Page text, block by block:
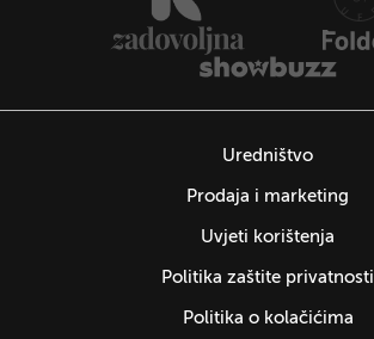
Uredništvo
Prodaja i marketing
Uvjeti korištenja
Politika zaštite privatnosti
Politika o kolačićima